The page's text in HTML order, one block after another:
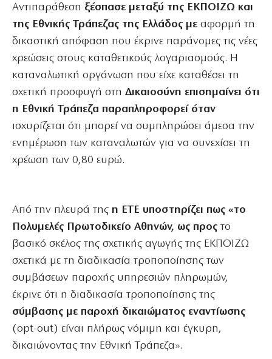
Αντιπαράθεση ξέσπασε μεταξύ της ΕΚΠΟΙΖΩ και
της Εθνικής Τράπεζας της Ελλάδος με αφορμή τη
δικαστική απόφαση που έκρινε παράνομες τις νέες
χρεώσεις στους καταθετικούς λογαριασμούς. Η
καταναλωτική οργάνωση που είχε καταθέσει τη
σχετική προσφυγή στη Δικαιοσύνη επισημαίνει ότι
η Εθνική Τράπεζα παραπληροφορεί όταν
ισχυρίζεται ότι μπορεί να συμπληρώσει άμεσα την
ενημέρωση των καταναλωτών για να συνεχίσει τη
χρέωση των 0,80 ευρώ.
Από την πλευρά της η ΕΤΕ υποστηρίζει πως «το
Πολυμελές Πρωτοδικείο Αθηνών, ως προς το
βασικό σκέλος της σχετικής αγωγής της ΕΚΠΟΙΖΩ
σχετικά με τη διαδικασία τροποποίησης των
συμβάσεων παροχής υπηρεσιών πληρωμών,
έκρινε ότι η διαδικασία τροποποίησης της
σύμβασης με παροχή δικαιώματος εναντίωσης
(opt-out) είναι πλήρως νόμιμη και έγκυρη,
δικαιώνοντας την Εθνική Τράπεζα».